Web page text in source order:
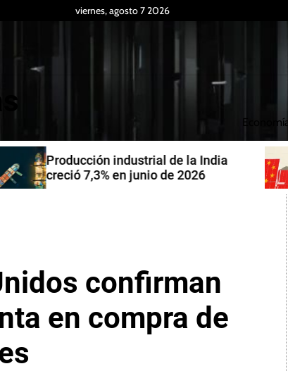
viernes, agosto 7 2026
Economía
Producción industrial de la India
creció 7,3% en junio de 2026
confirman
en compra de